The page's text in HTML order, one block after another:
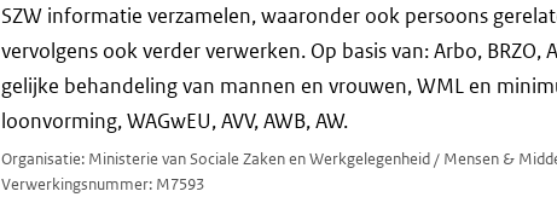
SZW informatie verzamelen, waaronder ook persoons
vervolgens ook verder verwerken. Op basis van: Arbo, BRZO,
gelijke behandeling van mannen en vrouwen, WML en
loonvorming, WAGwEU, AVV, AWB, AW.
Organisatie: Ministerie van Sociale Zaken en Werkgelegenheid / Mensen &
Verwerkingsnummer: M7593